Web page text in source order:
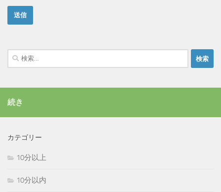
検
索:
続き
カテゴリー
10分以上
10分以内